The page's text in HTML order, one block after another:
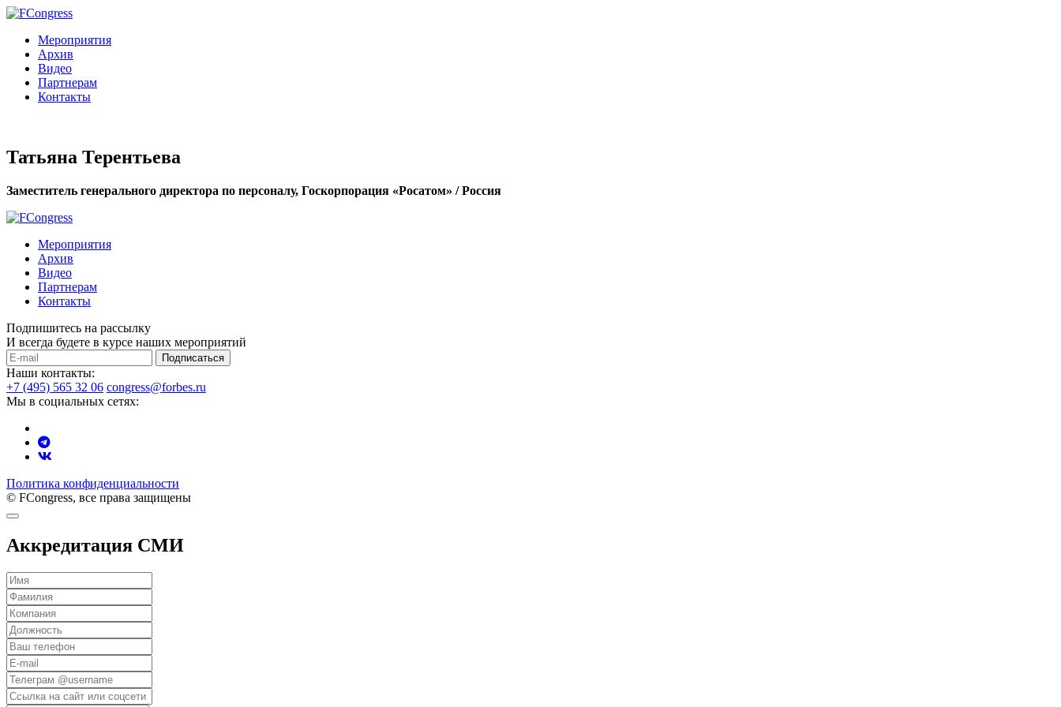
Мероприятия
Архив
Видео
Партнерам
Контакты
Татьяна Терентьева
Заместитель генерального директора по персоналу, Госкорпорация «Росатом» / Россия
Мероприятия
Архив
Видео
Партнерам
Контакты
Подпишитесь на рассылку
И всегда будете в курсе наших мероприятий
Подписаться
Наши контакты:
+7 (495) 565 32 06 congress@forbes.ru
Мы в социальных сетях:
Политика конфиденциальности
© FCongress, все права защищены
Аккредитация СМИ